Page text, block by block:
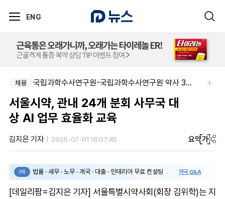
ENG
채용 국립과학수사연구원-국립과학수사연구원 약사 3명 채용
서울시약, 관내 24개 분회 사무국 대
상 AI 업무 효율화 교육
김지은 기자 2026-07-01 16:07:45 요약가
PR 법률 · 세무 · 노무 · 개국 · 대출 · 인테리어 무료 컨설팅 약국 Q&A
[데일리팜=김지은 기자] 서울특별시약사회(회장 김위학)는 지